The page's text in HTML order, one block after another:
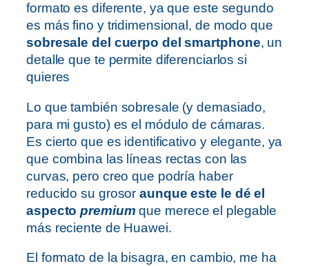
formato es diferente, ya que este segundo
es más fino y tridimensional, de modo que
sobresale del cuerpo del smartphone, un
detalle que te permite diferenciarlos si
quieres
Lo que también sobresale (y demasiado,
para mi gusto) es el módulo de cámaras.
Es cierto que es identificativo y elegante, ya
que combina las líneas rectas con las
curvas, pero creo que podría haber
reducido su grosoraunque este le dé el
aspectopremium que merece el plegable
más reciente de Huawei.
El formato de la bisagra, en cambio, me ha